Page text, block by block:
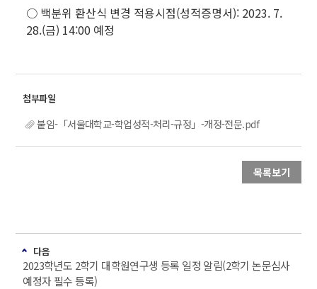
○ 백분위 환산식 변경 적용시점(성적증명서): 2023. 7.
28.(금) 14:00 예정
붙임-「서울대학교-학업성적-처리-규정」-개정-전문.pdf
목록보기
다음
2023학년도 2학기 대학원연구생 등록 일정 알림(2학기 논문심사
예정자 필수 등록)